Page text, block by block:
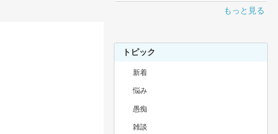
もっと見る
トピック
新着
悩み
愚痴
雑談